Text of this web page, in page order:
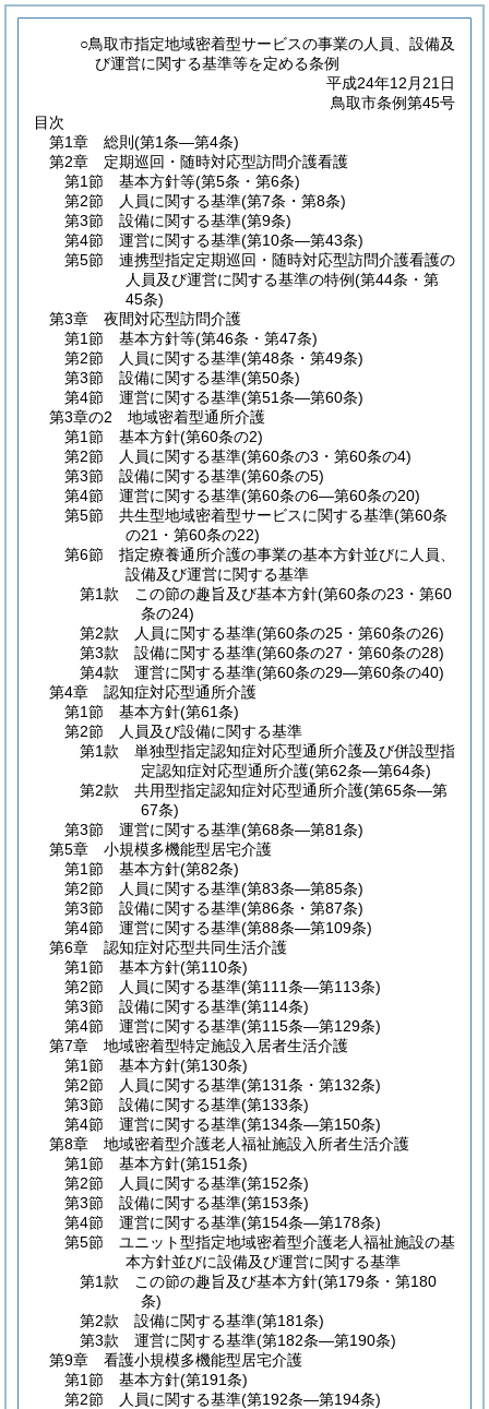
○鳥取市指定地域密着型サービスの事業の人員、設備及
び運営に関する基準等を定める条例
平成24年12月21日
鳥取市条例第45号
目次
第1章
総則 (第1条―第4条)
第2章
定期巡回・随時対応型訪問介護看護
第1節
基本方針等(第5条・第6条)
第2節
人員に関する基準(第7条・第8条)
第3節
設備に関する基準(第9条)
第4節
運営に関する基準(第10条―第43条)
第5節
連携型指定定期巡回・随時対応型訪問介護看護の
人員及び運営に関する基準の特例(第44条・第
45条)
第3章
夜間対応型訪問介護
第1節
基本方針等(第46条・第47条)
第2節
人員に関する基準(第48条・第49条)
第3節
設備に関する基準(第50条)
第4節
運営に関する基準(第51条―第60条)
第3章の2
地域密着型通所介護
第1節
基本方針(第60条の2)
第2節
人員に関する基準(第60条の3・第60条の4)
第3節
設備に関する基準(第60条の5)
第4節
運営に関する基準(第60条の6―第60条の20)
第5節
共生型地域密着型サービスに関する基準(第60条
の21・第60条の22)
第6節
指定療養通所介護の事業の基本方針並びに人員、
設備及び運営に関する基準
第1款
この節の趣旨及び基本方針(第60条の23・第60
条の24)
第2款
人員に関する基準(第60条の25・第60条の26)
第3款
設備に関する基準(第60条の27・第60条の28)
第4款
運営に関する基準(第60条の29―第60条の40)
第4章
認知症対応型通所介護
第1節
基本方針(第61条)
第2節
人員及び設備に関する基準
第1款
単独型指定認知症対応型通所介護及び併設型指
定認知症対応型通所介護(第62条―第64条)
第2款
共用型指定認知症対応型通所介護(第65条―第
67条)
第3節
運営に関する基準(第68条―第81条)
第5章
小規模多機能型居宅介護
第1節
基本方針(第82条)
第2節
人員に関する基準(第83条―第85条)
第3節
設備に関する基準(第86条・第87条)
第4節
運営に関する基準(第88条―第109条)
第6章
認知症対応型共同生活介護
第1節
基本方針(第110条)
第2節
人員に関する基準(第111条―第113条)
第3節
設備に関する基準(第114条)
第4節
運営に関する基準(第115条―第129条)
第7章
地域密着型特定施設入居者生活介護
第1節
基本方針(第130条)
第2節
人員に関する基準(第131条・第132条)
第3節
設備に関する基準(第133条)
第4節
運営に関する基準(第134条―第150条)
第8章
地域密着型介護老人福祉施設入所者生活介護
第1節
基本方針(第151条)
第2節
人員に関する基準(第152条)
第3節
設備に関する基準(第153条)
第4節
運営に関する基準(第154条―第178条)
第5節
ユニット型指定地域密着型介護老人福祉施設の基
本方針並びに設備及び運営に関する基準
第1款
この節の趣旨及び基本方針(第179条・第180
条)
第2款
設備に関する基準(第181条)
第3款
運営に関する基準(第182条―第190条)
第9章
看護小規模多機能型居宅介護
第1節
基本方針(第191条)
第2節
人員に関する基準(第192条―第194条)